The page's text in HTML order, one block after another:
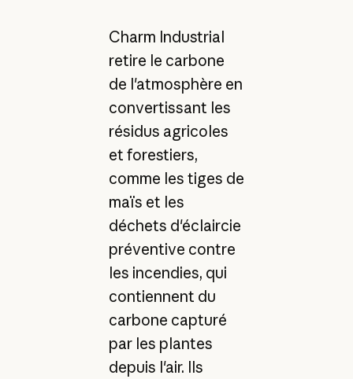
Charm Industrial
retire le carbone
de l'atmosphère en
convertissant les
résidus agricoles
et forestiers,
comme les tiges de
maïs et les
déchets d'éclaircie
préventive contre
les incendies, qui
contiennent du
carbone capturé
par les plantes
depuis l'air. Ils